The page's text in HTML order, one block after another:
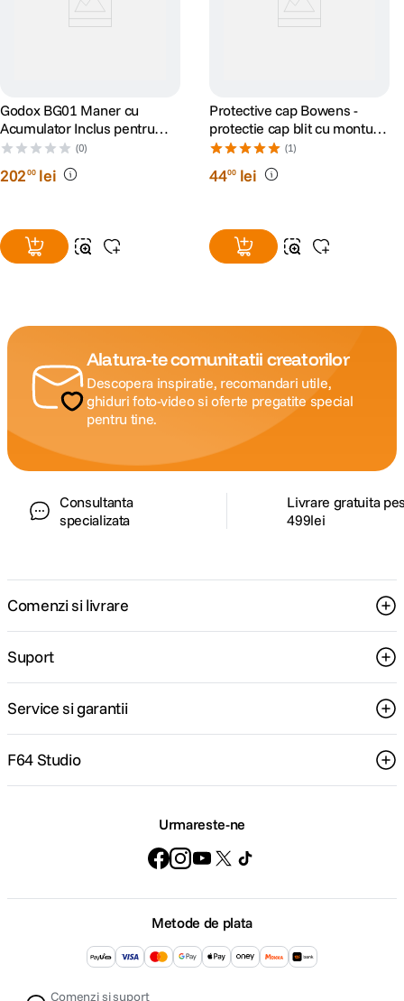
Godox BG01 Maner cu
Acumulator Inclus pentru
Lampile LC500/LC500R Mini
(0)
20200 lei
Protective cap Bowens -
protectie cap blit cu montura
Bowens
(1)
4400 lei
Alatura-te comunitatii creatorilor
Descopera inspiratie, recomandari utile,
ghiduri foto-video si oferte pregatite special
pentru tine.
Consultanta
specializata
Livrare gratuita
499lei
Comenzi si livrare
Suport
Service si garantii
F64 Studio
Urmareste-ne
Metode de plata
Comenzi si suport